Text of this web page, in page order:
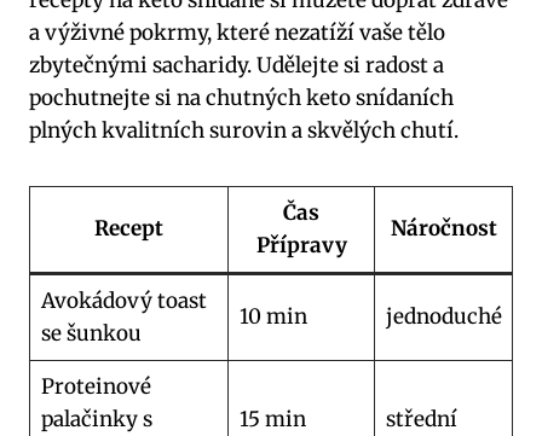
a výživné pokrmy, které nezatíží vaše tělo
zbytečnými sacharidy. Udělejte si radost a
pochutnejte si na chutných keto snídaních
plných kvalitních surovin a skvělých chutí.
Recept
Čas
Přípravy
Náročnost
Avokádový toast
se šunkou
10 min jednoduché
Proteinové
palačinky s
15 min střední